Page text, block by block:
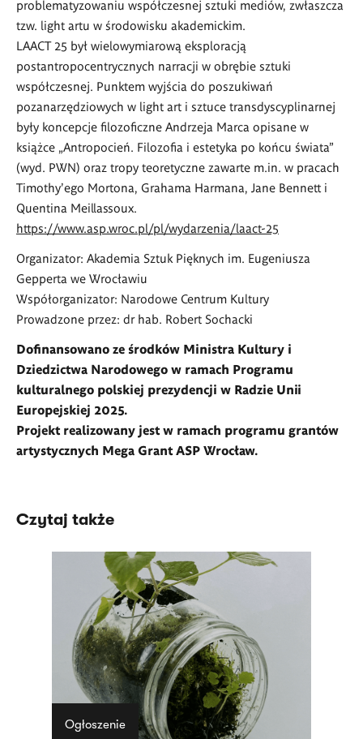
problematyzowaniu współczesnej sztuki mediów, zwłaszcza
tzw. light artu w środowisku akademickim.
LAACT 25 był wielowymiarową eksploracją
postantropocentrycznych narracji w obrębie sztuki
współczesnej. Punktem wyjścia do poszukiwań
pozanarzędziowych w light art i sztuce transdyscyplinarnej
były koncepcje filozoficzne Andrzeja Marca opisane w
książce „Antropocień. Filozofia i estetyka po końcu świata”
(wyd. PWN) oraz tropy teoretyczne zawarte m.in. w pracach
Timothy’ego Mortona, Grahama Harmana, Jane Bennett i
Quentina Meillassoux.
https://www.asp.wroc.pl/pl/wydarzenia/laact-25
Organizator: Akademia Sztuk Pięknych im. Eugeniusza
Gepperta we Wrocławiu
Współorganizator: Narodowe Centrum Kultury
Prowadzone przez: dr hab. Robert Sochacki
Dofinansowano ze środków Ministra Kultury i
Dziedzictwa Narodowego w ramach Programu
kulturalnego polskiej prezydencji w Radzie Unii
Europejskiej 2025.
Projekt realizowany jest w ramach programu grantów
artystycznych Mega Grant ASP Wrocław.
Czytaj także
Ogłoszenie